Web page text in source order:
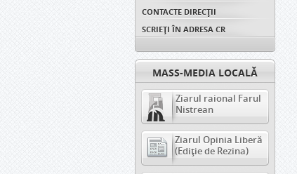
CONTACTE DIRECȚII
SCRIEȚI ÎN ADRESA CR
MASS-MEDIA LOCALĂ
Ziarul raional Farul
Nistrean
Ziarul Opinia Liberă
(Ediție de Rezina)